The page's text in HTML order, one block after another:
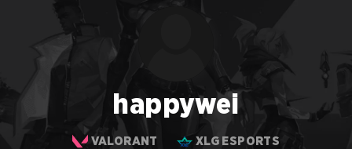
happywei
VALORANT XLG ESPORTS